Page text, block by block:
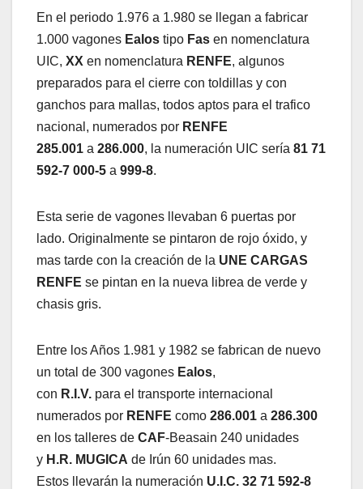
En el periodo 1.976 a 1.980 se llegan a fabricar
1.000 vagones Ealos tipo Fas en nomenclatura
UIC, XX en nomenclatura RENFE, algunos
preparados para el cierre con toldillas y con
ganchos para mallas, todos aptos para el trafico
nacional, numerados por RENFE
285.001 a 286.000, la numeración UIC sería 81 71
592-7 000-5 a 999-8.
Esta serie de vagones llevaban 6 puertas por
lado. Originalmente se pintaron de rojo óxido, y
mas tarde con la creación de la UNE CARGAS
RENFE se pintan en la nueva librea de verde y
chasis gris.
Entre los Años 1.981 y 1982 se fabrican de nuevo
un total de 300 vagones Ealos,
con R.I.V. para el transporte internacional
numerados por RENFE como 286.001 a 286.300
en los talleres de CAF-Beasain 240 unidades
y H.R. MUGICA de Irún 60 unidades mas.
Estos llevarán la numeración U.I.C. 32 71 592-8